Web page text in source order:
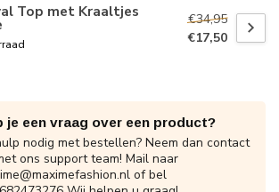
Top met Kraaltjes
€34,95
€17,50
je een vraag over een product?
nodig met bestellen? Neem dan contact
ons support team! Mail naar
of bel